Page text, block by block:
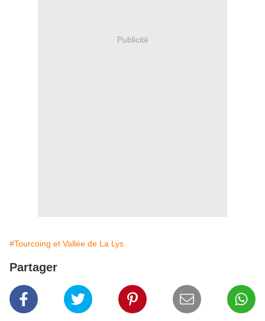
Publicité
#Tourcoing et Vallée de La Lys
Partager